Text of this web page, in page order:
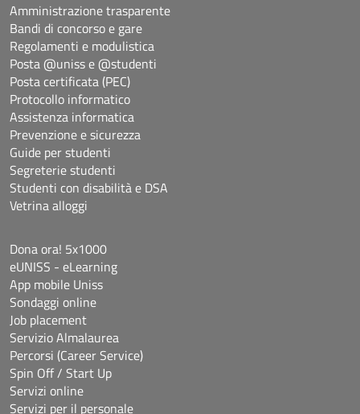
Amministrazione trasparente
Bandi di concorso e gare
Regolamenti e modulistica
Posta @uniss e @studenti
Posta certificata (PEC)
Protocollo informatico
Assistenza informatica
Prevenzione e sicurezza
Guide per studenti
Segreterie studenti
Studenti con disabilità e DSA
Vetrina alloggi
Dona ora! 5x1000
eUNISS - eLearning
App mobile Uniss
Sondaggi online
Job placement
Servizio Almalaurea
Percorsi (Career Service)
Spin Off / Start Up
Servizi online
Servizi per il personale